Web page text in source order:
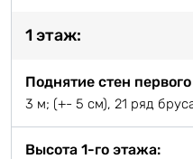
1 этаж:
Поднятие стен
3 м; (+- 5 см), 21 ряд
Высота 1-го этажа: